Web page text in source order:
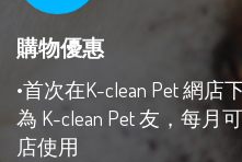
購物優惠
•首次在K-clean Pet 網店
為 K-clean Pet 友，每月
店使用